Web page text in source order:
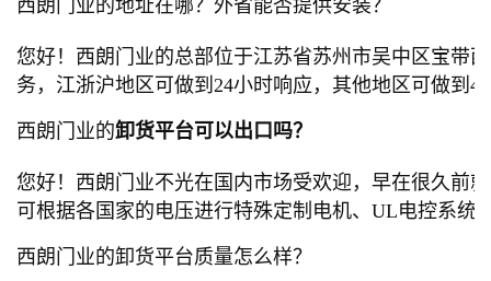
西朗门业的地址在哪？外省能否提供安装？
您好！西朗门业的总部位于江苏省苏州市吴中区宝带
务，江浙沪地区可做到24小时响应，其他地区可做到
西朗门业的卸货平台可以出口吗？
您好！西朗门业不光在国内市场受欢迎，早在很久前
可根据各国家的电压进行特殊定制电机、UL电控系
西朗门业的卸货平台质量怎么样？